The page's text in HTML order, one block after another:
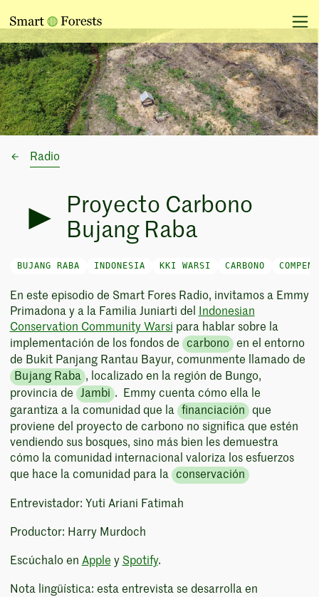
Radio
Proyecto Carbono
Bujang Raba
BUJANG RABA INDONESIA KKI WARSI CARBONO
En este episodio de Smart Fores Radio, invitamos a Emmy
Primadona y a la Familia Juniarti del
Indonesian
Conservation Community Warsi para hablar sobre la
implementación de los fondos de
carbono en el entorno
de Bukit Panjang Rantau Bayur, comunmente llamado de
Bujang Raba , localizado en la región de Bungo,
provincia de
Jambi . Emmy cuenta cómo ella le
garantiza a la comunidad que la
financiación que
proviene del proyecto de carbono no significa que estén
vendiendo sus bosques, sino más bien les demuestra
cómo la comunidad internacional valoriza los esfuerzos
que hace la comunidad para la
conservación
Entrevistador: Yuti Ariani Fatimah
Productor: Harry Murdoch
Escúchalo en Apple y Spotify.
Nota lingüística: esta entrevista se desarrolla en